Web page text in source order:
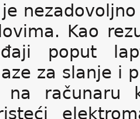
Kao
poput
za slanje i
računaru